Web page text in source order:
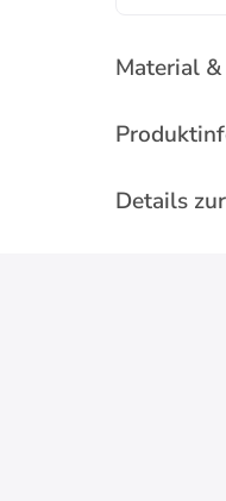
Material
Details